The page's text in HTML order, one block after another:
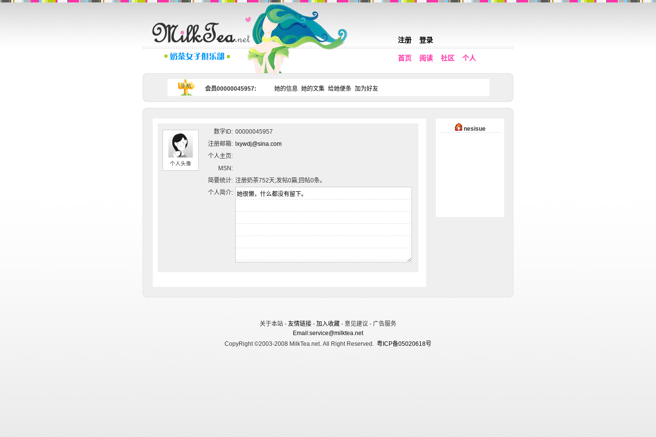
注册 登录
首页 阅读 社区 个人
会员00000045957: 她的信息 她的文集 给她便条 加为好友
个人头像
数字ID: 00000045957
注册邮箱: lxywdj@sina.com
个人主页:
MSN:
简要统计: 注册奶茶752天;发帖0篇;回帖0条。
个人简介:
nesisue
关于本站 - 友情链接 - 加入收藏 - 意见建议 - 广告服务
Email:service@milktea.net
CopyRight ©2003-2008 MilkTea.net. All Right Reserved. 粤ICP备05020618号